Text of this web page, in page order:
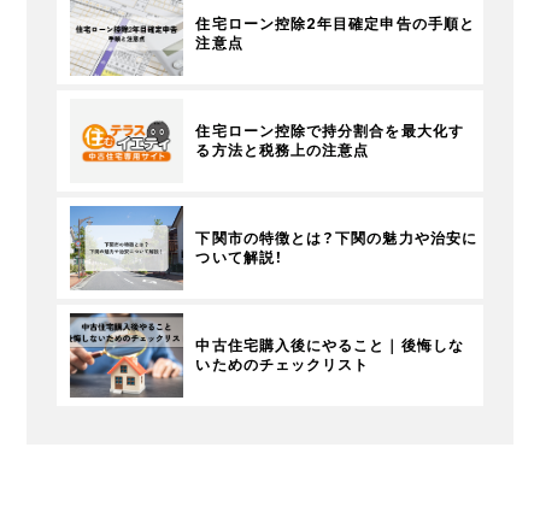
住宅ローン控除2年目確定申告の手順と
注意点
住宅ローン控除で持分割合を最大化す
る方法と税務上の注意点
下関市の特徴とは？下関の魅力や治安に
ついて解説！
中古住宅購入後にやること｜後悔しな
いためのチェックリスト